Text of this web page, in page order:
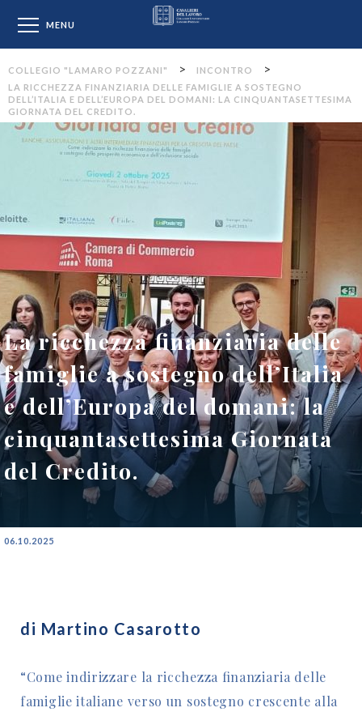
MENU
COLLEGIO "LAMARO POZZANI" > INCONTRO >
LA RICCHEZZA FINANZIARIA DELLE FAMIGLIE A SOSTEGNO
DELL’ITALIA E DELL’EUROPA DEL DOMANI: LA CINQUANTASETTESIMA
GIORNATA DEL CREDITO.
La ricchezza finanziaria delle
famiglie a sostegno dell’Italia
e dell’Europa del domani: la
cinquantasettesima Giornata
del Credito.
06.10.2025
di Martino Casarotto
“Come indirizzare la ricchezza finanziaria delle
famiglie italiane verso un sostegno crescente alla